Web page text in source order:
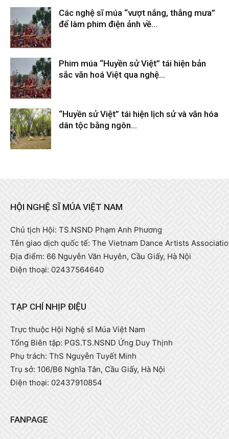
Các nghệ sĩ múa “vượt nắng, thắng mưa”
để làm phim điện ảnh về...
Phim múa “Huyền sử Việt” tái hiện bản
sắc văn hoá Việt qua nghệ...
“Huyền sử Việt” tái hiện lịch sử và văn hóa
dân tộc bằng ngôn...
HỘI NGHỆ SĨ MÚA VIỆT NAM
Chủ tịch Hội: TS.NSND Phạm Anh Phương
Tên giao dịch quốc tế: The Vietnam Dance Artists
Địa điểm: 66 Nguyễn Văn Huyên, Cầu Giấy, Hà Nội
Điện thoại: 02437564640
TẠP CHÍ NHỊP ĐIỆU
Trực thuộc Hội Nghệ sĩ Múa Việt Nam
Tổng Biên tập: PGS.TS.NSND Ứng Duy Thịnh
Phụ trách: ThS Nguyễn Tuyết Minh
Trụ sở: 106/B6 Nghĩa Tân, Cầu Giấy, Hà Nội
Điện thoại: 02437910854
FANPAGE